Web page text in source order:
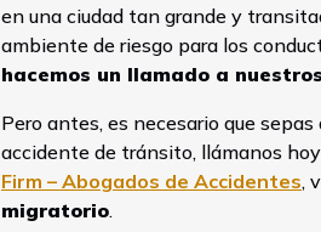
en una ciudad tan grande y
ambiente de riesgo para los
hacemos un llamado a
Pero antes, es necesario que
accidente de tránsito, llámanos
Firm – Abogados de Accidentes,
migratorio.